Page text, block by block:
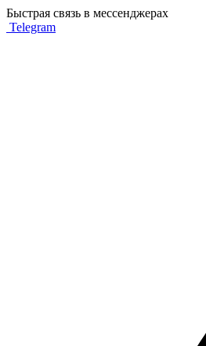
Быстрая связь в мессенджерах
Telegram